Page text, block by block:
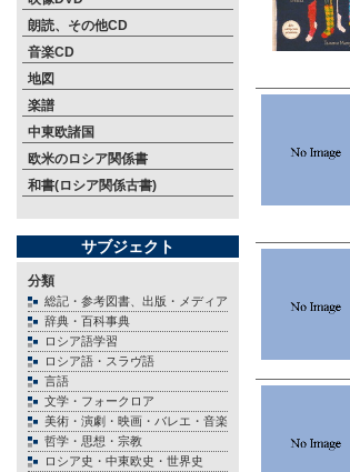
朗読、その他CD
音楽CD
地図
楽譜
中東欧諸国
欧米のロシア関係書
和書(ロシア関係古書)
サブジェクト
分類
総記・参考図書、出版・メディア
辞典・百科事典
ロシア語学習
ロシア語・スラヴ語
言語
文学・フォークロア
美術・演劇・映画・バレエ・音楽
哲学・思想・宗教
ロシア史・中東欧史・世界史